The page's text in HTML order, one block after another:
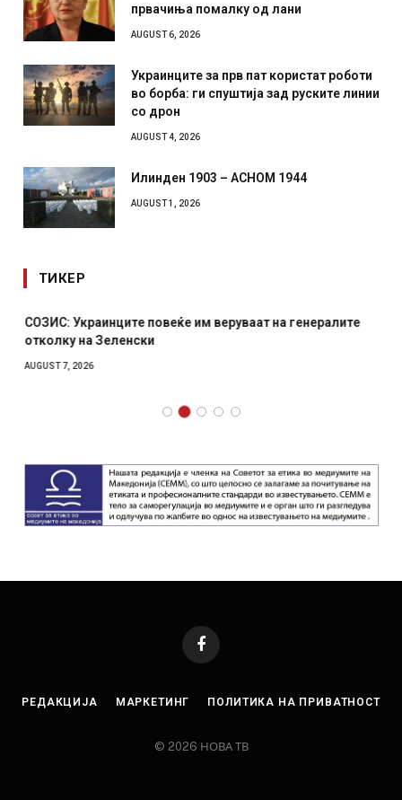
првачиња помалку од лани
AUGUST 6, 2026
Украинците за прв пат користат роботи
во борба: ги спуштија зад руските линии
со дрон
AUGUST 4, 2026
Илинден 1903 – АСНОМ 1944
AUGUST 1, 2026
ТИКЕР
СОЗИС: Украинците повеќе им веруваат на генералите
отколку на Зеленски
AUGUST 7, 2026
Facebook
РЕДАКЦИЈА МАРКЕТИНГ ПОЛИТИКА НА ПРИВАТНОСТ
© 2026 НОВА ТВ